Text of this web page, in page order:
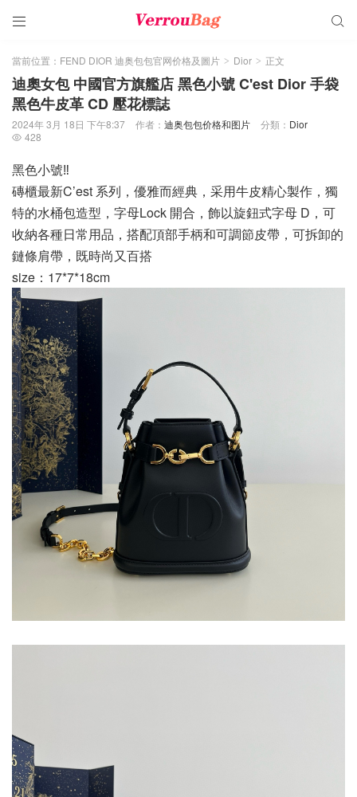
 
當前位置： FEND DIOR 迪奥包包官网价格及圖片 > Dior > 正文
迪奧女包 中國官方旗艦店 黑色小號 C'est Dior 手袋
黑色牛皮革 CD 壓花標誌
2024年 3月 18日 下午8:37 作者： 迪奥包包价格和图片 分類： Dior
 428
黑色小號‼️
磚櫃最新C’est 系列，優雅而經典，采用牛皮精心製作，獨
特的水桶包造型，字母Lock 開合，飾以旋鈕式字母 D，可
收納各種日常用品，搭配頂部手柄和可調節皮帶，可拆卸的
鏈條肩帶，既時尚又百搭
size：17*7*18cm